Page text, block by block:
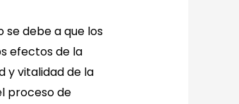
se debe a que los
efectos de la
y vitalidad de la
proceso de